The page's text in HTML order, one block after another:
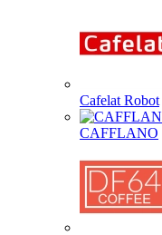
Cafelat Robot
CAFFLANO